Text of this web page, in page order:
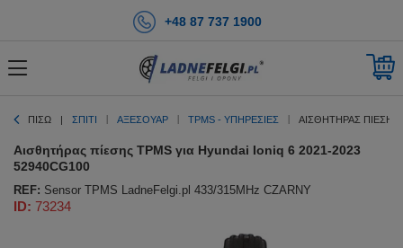
+48 87 737 1900
ΠΊΣΩ ΣΠΊΤΙ ΑΞΕΣΟΥΑΡ TPMS - ΥΠΗΡΕΣΊΕΣ ΑΙΣΘΗΤΉΡΑΣ ΠΊΕΣΗΣ
Αισθητήρας πίεσης TPMS για Hyundai Ioniq 6 2021-2023
52940CG100
REF: Sensor TPMS LadneFelgi.pl 433/315MHz CZARNY
ID: 73234